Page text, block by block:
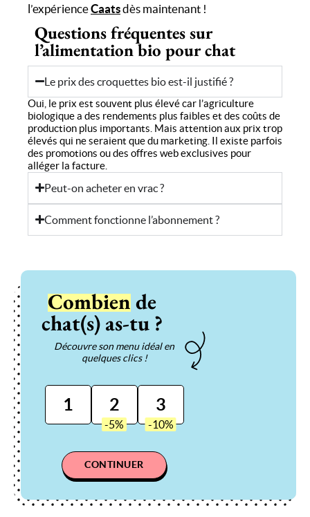
l’expérienceCaatsdès maintenant !
Questions fréquentes sur
l’alimentation bio pour chat
Le prix des croquettes bio est-il justifié ?
Oui, le prix est souvent plus élevé car l’agriculture
biologique a des rendements plus faibles et des coûts de
production plus importants. Mais attention aux prix trop
élevés qui ne seraient que du marketing. Il existe parfois
des promotions ou des offres web exclusives pour
alléger la facture.
Peut-on acheter en vrac ?
Comment fonctionne l’abonnement ?
Combiende
chat(s) as-tu ?
Découvre son menu idéal en
quelques clics !
1 2 3
CONTINUER